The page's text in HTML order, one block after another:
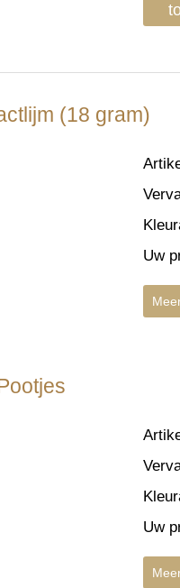
(18 gram)
Uw
Uw